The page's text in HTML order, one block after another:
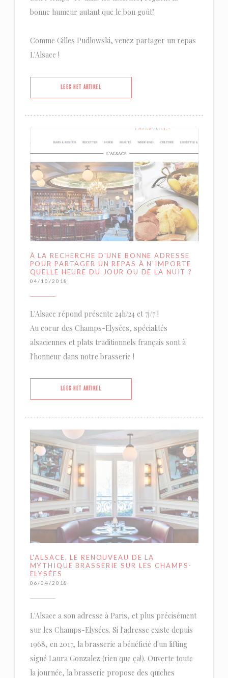
bonne humeur autant que le bon goût".
Comme Gilles Pudlowski, venez partager un repas
L'Alsace !
LEES HET ARTIKEL
À LA RECHERCHE D'UNE BONNE ADRESSE
POUR PARTAGER UN REPAS À N'IMPORTE
QUELLE HEURE DU JOUR OU DE LA NUIT ?
04/10/2018
L'Alsace répond présente 24h/24 et 7j/7 !
Au coeur des Champs-Elysées, spécialités
alsaciennes et plats traditionnels français sont à
l'honneur dans notre brasserie !
LEES HET ARTIKEL((OPENT IN EEN NIEUW VENSTER))
L'ALSACE, LE RENOUVEAU DE LA
MYTHIQUE BRASSERIE SUR LES CHAMPS-
ELYSÉES
06/04/2018
L'Alsace a son adresse à Paris, et plus précisément
sur les Champs-Elysées. Si l'adresse existe depuis
1968, en 2017, la brasserie a bénéficié d'un lifting
signé Laura Gonzalez (rien que ça!). Ouverte toute
la journée, la brasserie propose des quiches